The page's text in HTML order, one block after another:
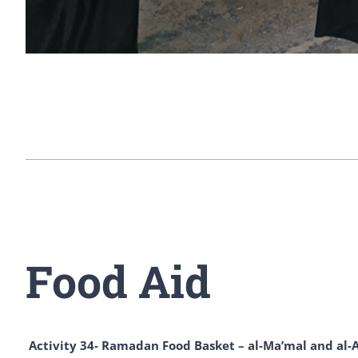
Food Aid
Activity 34- Ramadan Food Basket – al-Ma’mal and al-